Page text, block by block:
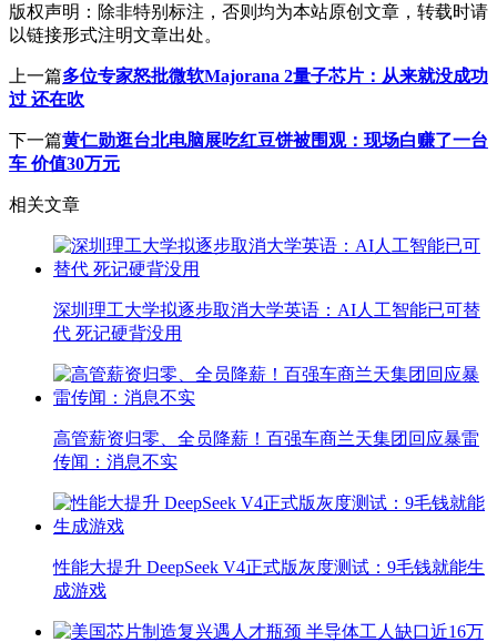
版权声明： 除非特别标注，否则均为本站原创文章，转载时请
以链接形式注明文章出处。
上一篇多位专家怒批微软Majorana 2量子芯片：从来就没成功
过 还在吹
下一篇黄仁勋逛台北电脑展吃红豆饼被围观：现场白赚了一台
车 价值30万元
相关文章
深圳理工大学拟逐步取消大学英语：AI人工智能已可替
代 死记硬背没用
高管薪资归零、全员降薪！百强车商兰天集团回应暴雷
传闻：消息不实
性能大提升 DeepSeek V4正式版灰度测试：9毛钱就能生
成游戏